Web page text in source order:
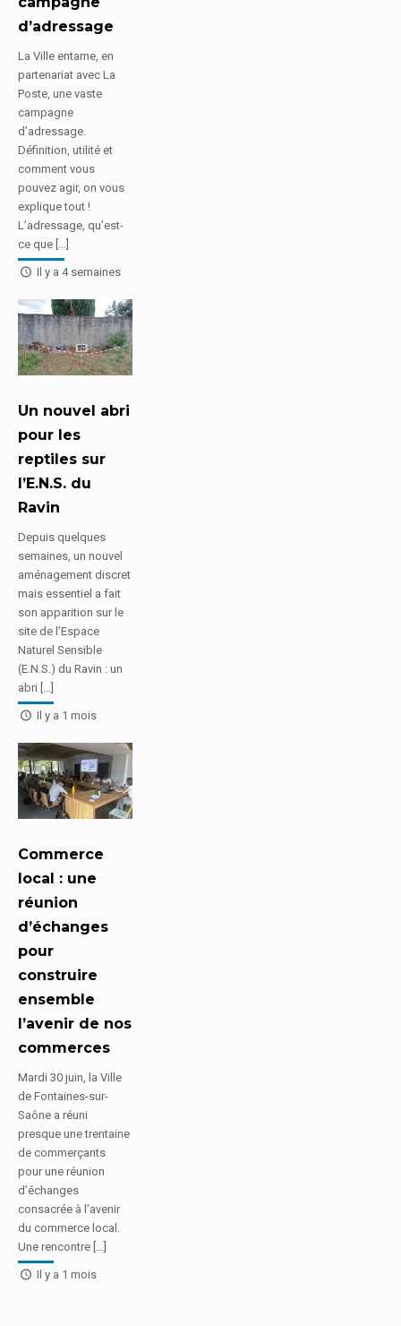
d’adressage
La Ville entame, en
partenariat avec La
Poste, une vaste
campagne
d’adressage.
Définition, utilité et
comment vous
pouvez agir, on vous
explique tout !
L’adressage, qu’est-
ce que […]
Il y a 4 semaines
Un nouvel abri
pour les
reptiles sur
l’E.N.S. du
Ravin
Depuis quelques
semaines, un nouvel
aménagement discret
mais essentiel a fait
son apparition sur le
site de l’Espace
Naturel Sensible
(E.N.S.) du Ravin : un
abri […]
Il y a 1 mois
Commerce
local : une
réunion
d’échanges
pour
construire
ensemble
l’avenir de nos
commerces
Mardi 30 juin, la Ville
de Fontaines-sur-
Saône a réuni
presque une trentaine
de commerçants
pour une réunion
d’échanges
consacrée à l’avenir
du commerce local.
Une rencontre […]
Il y a 1 mois